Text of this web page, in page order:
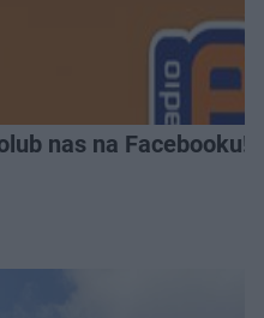
nas na Facebooku!